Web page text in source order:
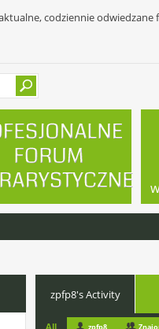
codziennie
zpfp8's Activity
All